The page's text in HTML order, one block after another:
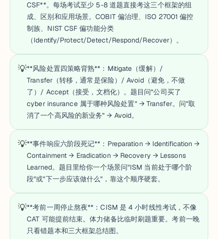
CSF**。每场考试至少 5-8 道题直接考这三个框架的组
成、区别和应用场景。COBIT 偏治理、ISO 27001 偏控
制族、NIST CSF 偏功能分类
（Identify/Protect/Detect/Respond/Recover）。
💡**风险处置四策略背熟**：Mitigate（缓解）/
Transfer（转移，通常是保险）/ Avoid（避免，不做
了）/ Accept（接受，文档化）。题目问"公司买了
cyber insurance 属于哪种风险处置" → Transfer。问"取
消了一个高风险的新业务" → Avoid。
💡**事件响应六阶段死记**：Preparation → Identification →
Containment → Eradication → Recovery → Lessons
Learned。题目里给你一个场景问"ISM 当前处于哪个阶
段"或"下一步应该做什么"，靠这个顺序硬套。
💡**考前一周停止熬夜**：CISM 是 4 小时线性考试，不像
CAT 可能提前结束。体力储备比临时刷题重要。考前一晚
只看错题本和三大框架总结图。